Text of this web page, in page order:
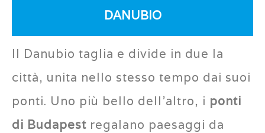
DANUBIO
Il Danubio taglia e divide in due la
città, unita nello stesso tempo dai suoi
ponti. Uno più bello dell’altro, i ponti
di Budapest regalano paesaggi da